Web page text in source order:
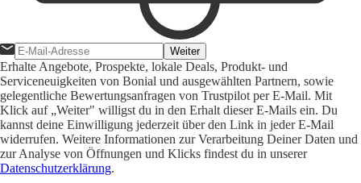
Weiter
Erhalte Angebote, Prospekte, lokale Deals, Produkt- und
Serviceneuigkeiten von Bonial und ausgewählten Partnern, sowie
gelegentliche Bewertungsanfragen von Trustpilot per E-Mail. Mit
Klick auf „Weiter" willigst du in den Erhalt dieser E-Mails ein. Du
kannst deine Einwilligung jederzeit über den Link in jeder E-Mail
widerrufen. Weitere Informationen zur Verarbeitung Deiner Daten und
zur Analyse von Öffnungen und Klicks findest du in unserer
Datenschutzerklärung.